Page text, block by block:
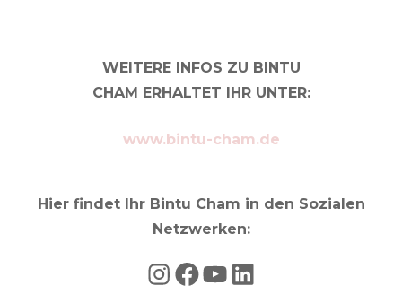
WEITERE INFOS ZU BINTU
CHAM ERHALTET IHR UNTER:
www.bintu-cham.de
Hier findet Ihr Bintu Cham in den Sozialen
Netzwerken:
Instagram
Facebook
YouTube
LinkedIn